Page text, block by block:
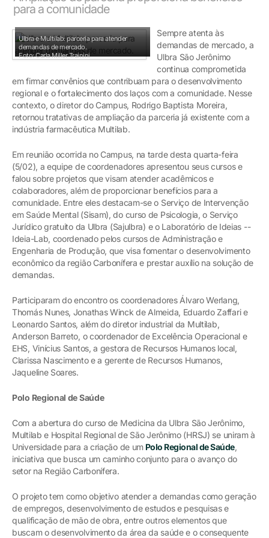
para a comunidade
Ulbra e Multilab: parceria para atender
demandas de mercado.
Foto: Carla Miller Trainini
Sempre atenta às
demandas de mercado, a
Ulbra São Jerônimo
continua comprometida
em firmar convênios que contribuam para o desenvolvimento
regional e o fortalecimento dos laços com a comunidade. Nesse
contexto, o diretor do Campus, Rodrigo Baptista Moreira,
retornou tratativas de ampliação da parceria já existente com a
indústria farmacêutica Multilab.
Em reunião ocorrida no Campus, na tarde desta quarta-feira
(5/02), a equipe de coordenadores apresentou seus cursos e
falou sobre projetos que visam atender acadêmicos e
colaboradores, além de proporcionar benefícios para a
comunidade. Entre eles destacam-se o Serviço de Intervenção
em Saúde Mental (Sisam), do curso de Psicologia, o Serviço
Jurídico gratuito da Ulbra (Sajulbra) e o Laboratório de Ideias --
Ideia-Lab, coordenado pelos cursos de Administração e
Engenharia de Produção, que visa fomentar o desenvolvimento
econômico da região Carbonífera e prestar auxílio na solução de
demandas.
Participaram do encontro os coordenadores Álvaro Werlang,
Thomás Nunes, Jonathas Winck de Almeida, Eduardo Zaffari e
Leonardo Santos, além do diretor industrial da Multilab,
Anderson Barreto, o coordenador de Excelência Operacional e
EHS, Vinícius Santos, a gestora de Recursos Humanos local,
Clarissa Nascimento e a gerente de Recursos Humanos,
Jaqueline Soares.
Polo Regional de Saúde
Com a abertura do curso de Medicina da Ulbra São Jerônimo,
Multilab e Hospital Regional de São Jerônimo (HRSJ) se uniram à
Universidade para a criação de um Polo Regional de Saúde,
iniciativa que busca um caminho conjunto para o avanço do
setor na Região Carbonífera.
O projeto tem como objetivo atender a demandas como geração
de empregos, desenvolvimento de estudos e pesquisas e
qualificação de mão de obra, entre outros elementos que
buscam o desenvolvimento da área da saúde e o consequente